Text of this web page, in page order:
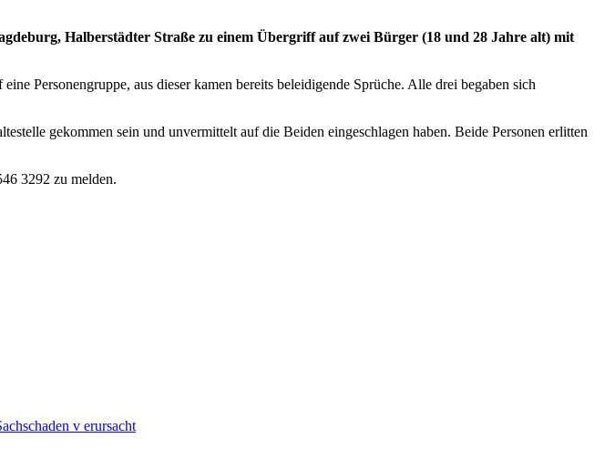
Halberstädter Straße zu einem Übergriff auf zwei Bürger (18 und 28 Jahre alt) mit
Personengruppe, aus dieser kamen bereits beleidigende Sprüche. Alle drei begaben sich
gekommen sein und unvermittelt auf die Beiden eingeschlagen haben. Beide Personen erlitten
3292 zu melden.
v erursacht